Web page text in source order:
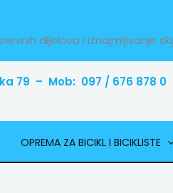
dijelova i iznajmljivanje
79 – Mob: 097 / 676 878 0
OPREMA ZA BICIKL I BICIKLISTE